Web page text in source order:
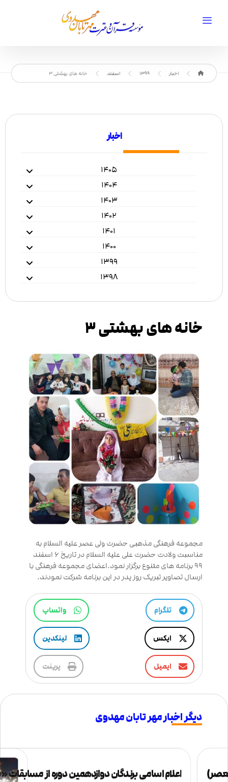
اخبار 1399 اسفند خانه های بهشتی ۳
اخبار
۱۴۰۵
۱۴۰۴
۱۴۰۳
۱۴۰۲
۱۴۰۱
۱۴۰۰
۱۳۹۹
۱۳۹۸
خانه های بهشتی ۳
مجموعه فرهنگی مذهبی حضرت ولی عصر علیه السلام به
مناسبت ولادت حضرت علی علیه السلام در تاریخ ۶ اسفند
۹۹ برنامه های متنوع برگزار نمود.اعضای مجموعه فرهنگی با
ارسال تصاویر تبریک روز پدر در این برنامه شرکت نمودند.
تلگرام واتساپ
ایکس لینکدین
ایمیل پرینت
دیگر اخبار مهر تابان مهدوی
اعلام اسامی برندگان دوازدهمین دوره از